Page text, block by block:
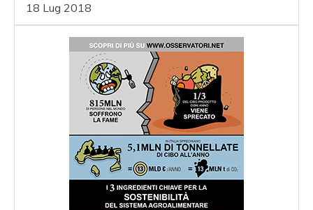
18 Lug 2018